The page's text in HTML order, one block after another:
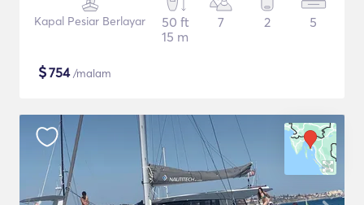
Kapal Pesiar Berlayar
50 ft
15 m
7 2 5
$754/malam